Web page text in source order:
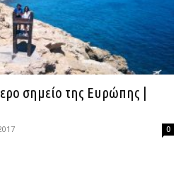
σημείο της Ευρώπης |
0